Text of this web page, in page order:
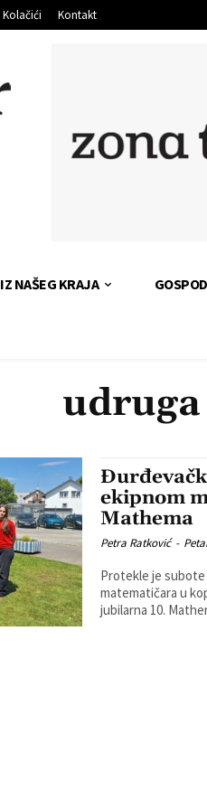
Kolačići Kontakt
IZ NAŠEG KRAJA
ekipnom
Mathema
Petra Ratković -
Protekle je subote
matematičara u
jubilarna 10.